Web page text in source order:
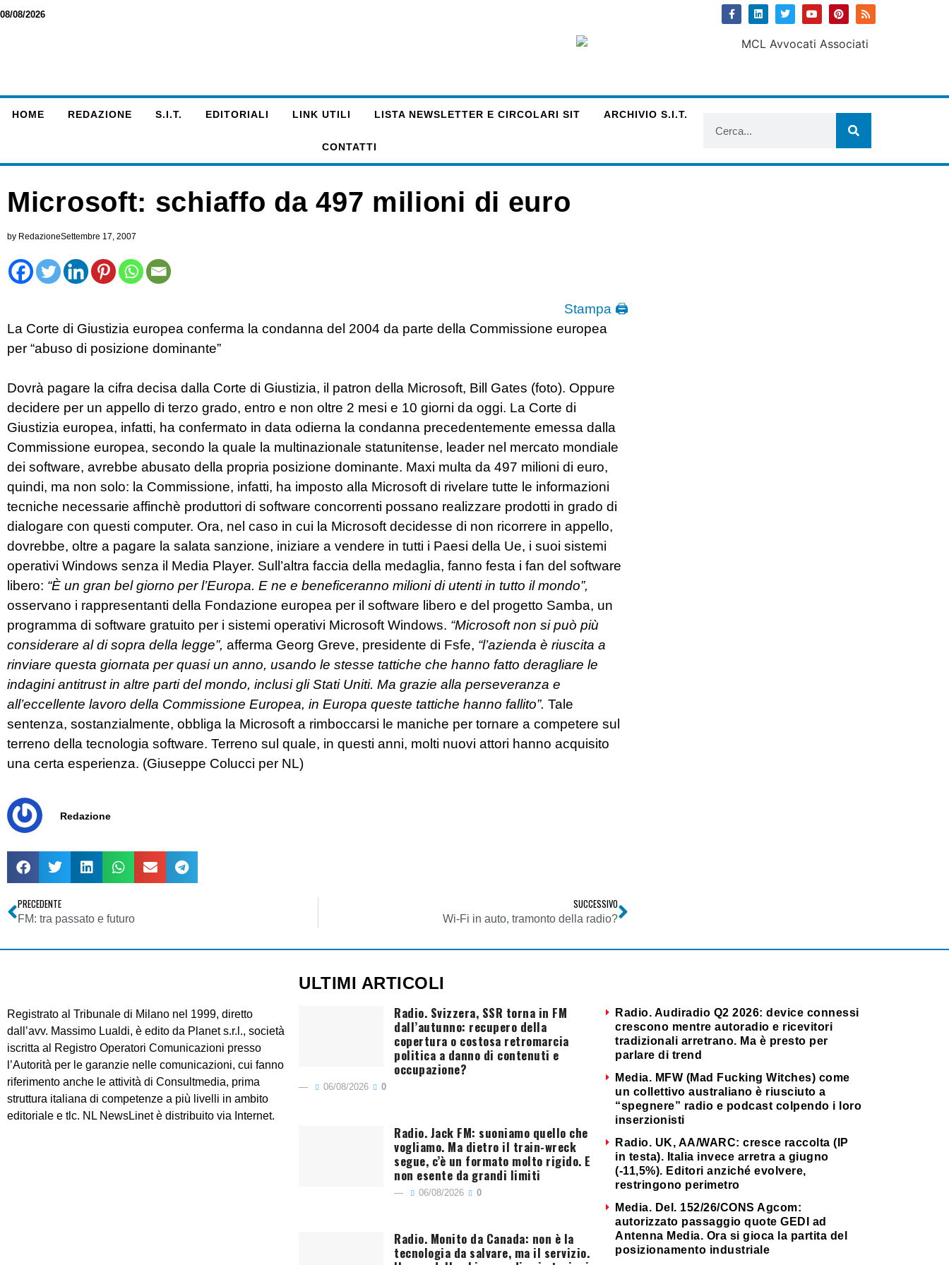
08/08/2026
HOME REDAZIONE S.I.T. EDITORIALI LINK UTILI LISTA NEWSLETTER E CIRCOLARI SIT ARCHIVIO S.I.T.
CONTATTI
Microsoft: schiaffo da 497 milioni di euro
by RedazioneSettembre 17, 2007
Stampa 🖨
La Corte di Giustizia europea conferma la condanna del 2004 da parte della Commissione europea
per “abuso di posizione dominante”
Dovrà pagare la cifra decisa dalla Corte di Giustizia, il patron della Microsoft, Bill Gates (foto). Oppure
decidere per un appello di terzo grado, entro e non oltre 2 mesi e 10 giorni da oggi. La Corte di
Giustizia europea, infatti, ha confermato in data odierna la condanna precedentemente emessa dalla
Commissione europea, secondo la quale la multinazionale statunitense, leader nel mercato mondiale
dei software, avrebbe abusato della propria posizione dominante. Maxi multa da 497 milioni di euro,
quindi, ma non solo: la Commissione, infatti, ha imposto alla Microsoft di rivelare tutte le informazioni
tecniche necessarie affinchè produttori di software concorrenti possano realizzare prodotti in grado di
dialogare con questi computer. Ora, nel caso in cui la Microsoft decidesse di non ricorrere in appello,
dovrebbe, oltre a pagare la salata sanzione, iniziare a vendere in tutti i Paesi della Ue, i suoi sistemi
operativi Windows senza il Media Player. Sull’altra faccia della medaglia, fanno festa i fan del software
libero: “È un gran bel giorno per l’Europa. E ne e beneficeranno milioni di utenti in tutto il mondo”,
osservano i rappresentanti della Fondazione europea per il software libero e del progetto Samba, un
programma di software gratuito per i sistemi operativi Microsoft Windows. “Microsoft non si può più
considerare al di sopra della legge”, afferma Georg Greve, presidente di Fsfe, “l’azienda è riuscita a
rinviare questa giornata per quasi un anno, usando le stesse tattiche che hanno fatto deragliare le
indagini antitrust in altre parti del mondo, inclusi gli Stati Uniti. Ma grazie alla perseveranza e
all’eccellente lavoro della Commissione Europea, in Europa queste tattiche hanno fallito”. Tale
sentenza, sostanzialmente, obbliga la Microsoft a rimboccarsi le maniche per tornare a competere sul
terreno della tecnologia software. Terreno sul quale, in questi anni, molti nuovi attori hanno acquisito
una certa esperienza. (Giuseppe Colucci per NL)
Redazione
PRECEDENTE
FM: tra passato e futuro
SUCCESSIVO
Wi-Fi in auto, tramonto della radio?
Registrato al Tribunale di Milano nel 1999, diretto
dall’avv. Massimo Lualdi, è edito da Planet s.r.l., società
iscritta al Registro Operatori Comunicazioni presso
l’Autorità per le garanzie nelle comunicazioni, cui fanno
riferimento anche le attività di Consultmedia, prima
struttura italiana di competenze a più livelli in ambito
editoriale e tlc. NL NewsLinet è distribuito via Internet.
ULTIMI ARTICOLI
Radio. Svizzera, SSR torna in FM
dall’autunno: recupero della
copertura o costosa retromarcia
politica a danno di contenuti e
occupazione?
06/08/2026 0
Radio. Jack FM: suoniamo quello che
vogliamo. Ma dietro il train-wreck
segue, c’è un formato molto rigido. E
non esente da grandi limiti
06/08/2026 0
Radio. Monito da Canada: non è la
tecnologia da salvare, ma il servizio.
Radio. Audiradio Q2 2026: device connessi
crescono mentre autoradio e ricevitori
tradizionali arretrano. Ma è presto per
parlare di trend
Media. MFW (Mad Fucking Witches) come
un collettivo australiano è riusciuto a
“spegnere” radio e podcast colpendo i loro
inserzionisti
Radio. UK, AA/WARC: cresce raccolta (IP
in testa). Italia invece arretra a giugno
(-11,5%). Editori anziché evolvere,
restringono perimetro
Media. Del. 152/26/CONS Agcom:
autorizzato passaggio quote GEDI ad
Antenna Media. Ora si gioca la partita del
posizionamento industriale